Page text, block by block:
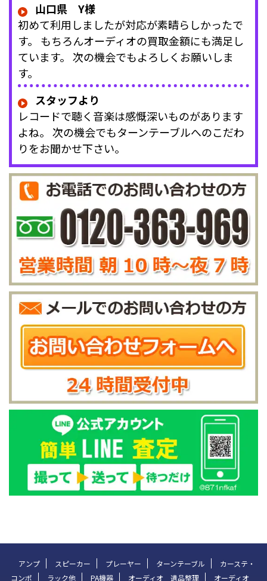
山口県 Y様
初めて利用しましたが対応が素晴らしかったで
す。 もちろんオーディオの買取金額にも満足し
ています。 次の機会でもよろしくお願いしま
す。
スタッフより
レコードで聴く音楽は感慨深いものがあります
よね。 次の機会でもターンテーブルへのこだわ
りをお聞かせ下さい。
アンプ スピーカー プレーヤー ターンテーブル
カーステ・
コンポ
ラック他 PA機器 オーディオ 遺品整理 オーディオ